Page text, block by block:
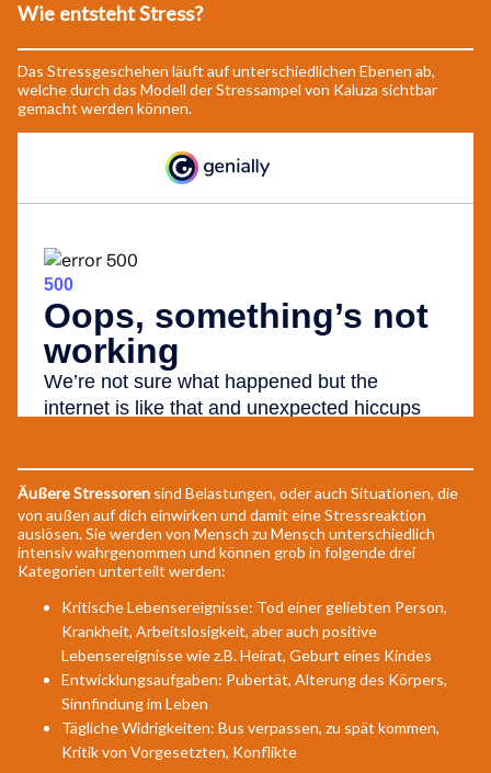
Wie entsteht Stress?
Das Stressgeschehen läuft auf unterschiedlichen Ebenen ab,
welche durch das Modell der Stressampel von Kaluza sichtbar
gemacht werden können.
Äußere Stressoren sind Belastungen, oder auch Situationen, die
von außen auf dich einwirken und damit eine Stressreaktion
auslösen. Sie werden von Mensch zu Mensch unterschiedlich
intensiv wahrgenommen und können grob in folgende drei
Kategorien unterteilt werden:
Kritische Lebensereignisse: Tod einer geliebten Person,
Krankheit, Arbeitslosigkeit, aber auch positive
Lebensereignisse wie z.B. Heirat, Geburt eines Kindes
Entwicklungsaufgaben: Pubertät, Alterung des Körpers,
Sinnfindung im Leben
Tägliche Widrigkeiten: Bus verpassen, zu spät kommen,
Kritik von Vorgesetzten, Konflikte